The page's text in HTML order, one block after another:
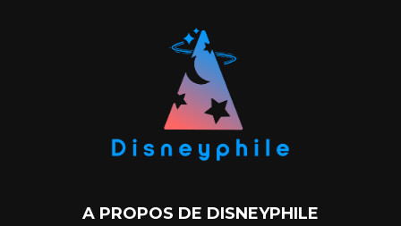
A PROPOS DE DISNEYPHILE